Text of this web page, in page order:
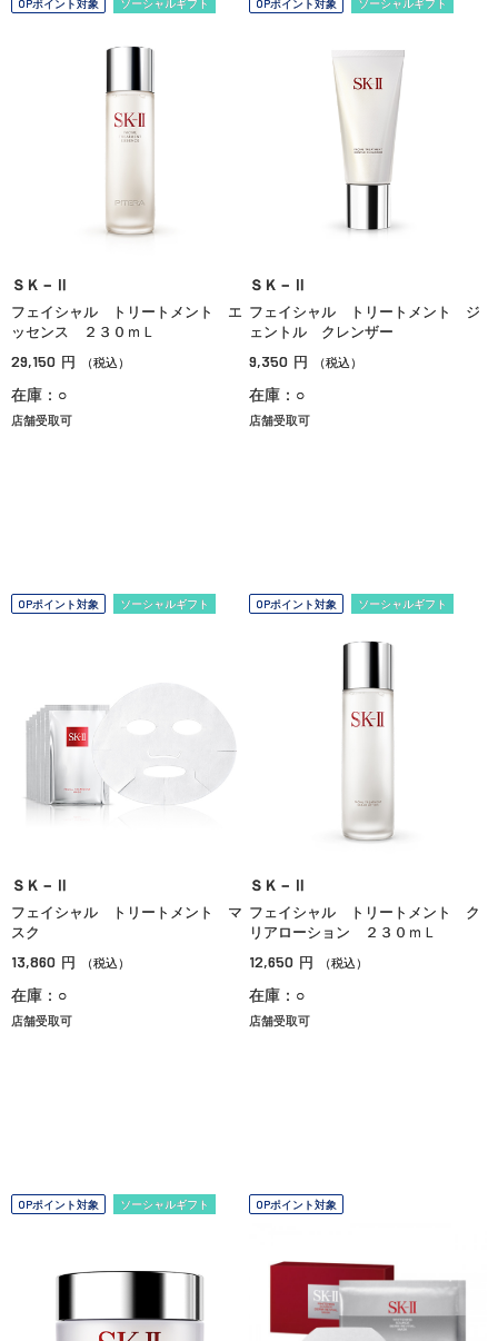
OPポイント対象 ソーシャルギフト
ＳＫ－Ⅱ
フェイシャル トリートメント エ
ッセンス ２３０ｍＬ
29,150 円 （税込）
在庫：○
店舗受取可
OPポイント対象 ソーシャルギフト
ＳＫ－Ⅱ
フェイシャル トリートメント ジ
ェントル クレンザー
9,350 円 （税込）
在庫：○
店舗受取可
OPポイント対象 ソーシャルギフト
ＳＫ－Ⅱ
フェイシャル トリートメント マ
スク
13,860 円 （税込）
在庫：○
店舗受取可
OPポイント対象 ソーシャルギフト
ＳＫ－Ⅱ
フェイシャル トリートメント ク
リアローション ２３０ｍＬ
12,650 円 （税込）
在庫：○
店舗受取可
OPポイント対象 ソーシャルギフト OPポイント対象